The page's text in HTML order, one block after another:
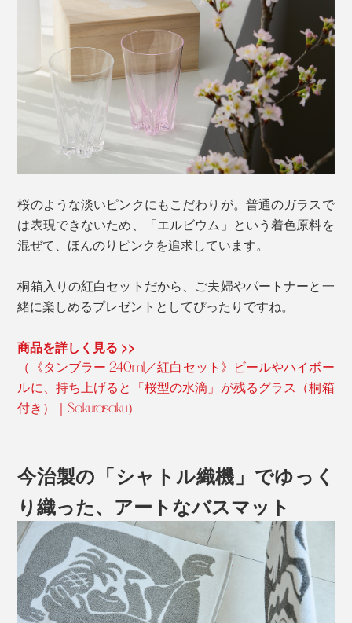
桜のような淡いピンクにもこだわりが。普通のガラスで
は表現できないため、「エルビウム」という着色原料を
混ぜて、ほんのりピンクを追求しています。
桐箱入りの紅白セットだから、ご夫婦やパートナーと一
緒に楽しめるプレゼントとしてぴったりですね。
商品を詳しく見る >>
（《タンブラー 240ml／紅白セット》ビールやハイボー
ルに、持ち上げると「桜型の水滴」が残るグラス（桐箱
付き）｜Sakurasaku）
今治製の「シャトル織機」でゆっく
り織った、アートなバスマット